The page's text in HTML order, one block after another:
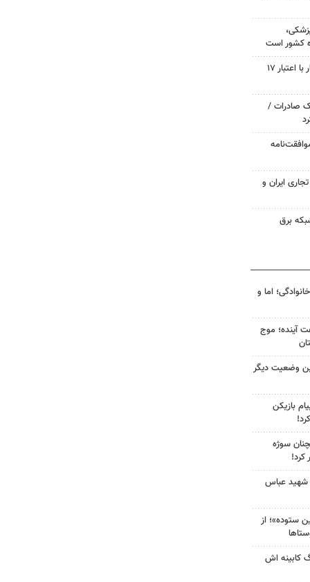
کشور است
معبر اصلی روستای برآرود رودبار با اعتبار ۱۷
صادرات /
ایران و
برق
اما و
کشور در ۷۲ ساعت آینده؛ موج
وضعیت دیگر
بازیکن
سوژه
کرد!
شهید عباس
ستوده»؛ از
کابینه اش